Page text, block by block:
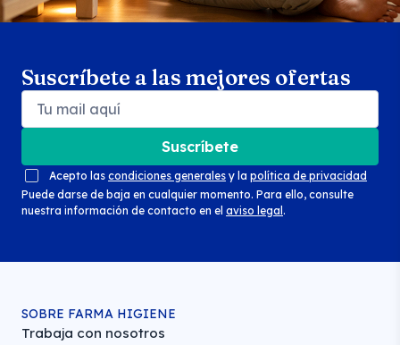
Suscríbete a las mejores ofertas
Suscríbete
Acepto las condiciones generales y la política de privacidad
Puede darse de baja en cualquier momento. Para ello, consulte
nuestra información de contacto en el aviso legal .
SOBRE FARMA HIGIENE
Trabaja con nosotros